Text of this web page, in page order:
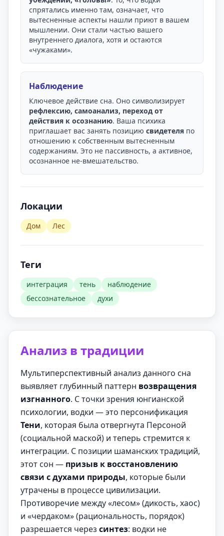
спрятались именно там, означает, что
вытесненные аспекты нашли приют в вашем
мышлении. Они стали частью вашего
внутреннего диалога, хотя и остаются
«чужаками».
Наблюдение
Ключевое действие сна. Оно символизирует
рефлексию, самоанализ, переход от
действия к осознанию. Ваша психика
приглашает вас занять позицию свидетеля по
отношению к собственным вытесненным
содержаниям. Это не пассивность, а активное,
осознанное не-вмешательство.
Локации
Дом Лес
Теги
интеграция тень
наблюдение
бессознательное
духи
Анализ в традиции
Мультиперспективный анализ данного сна
выявляет глубинный паттерн возвращения
изгнанного. С точки зрения юнгианской
психологии, водки — это персонификация
Тени, которая была отвергнута Персоной
(социальной маской) и теперь стремится к
интеграции. С позиции шаманских традиций,
этот сон — призыв к восстановлению
связи с духами природы, которые были
утрачены в процессе цивилизации.
Противоречие между «лесом» (дикость, хаос)
и «чердаком» (рациональность, порядок)
разрешается через синтез: водки не